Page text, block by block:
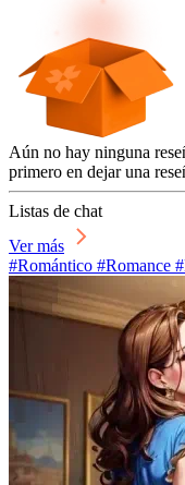
Aún no hay ninguna
primero en dejar una
Listas de chat
Ver más
#Romántico #Romance